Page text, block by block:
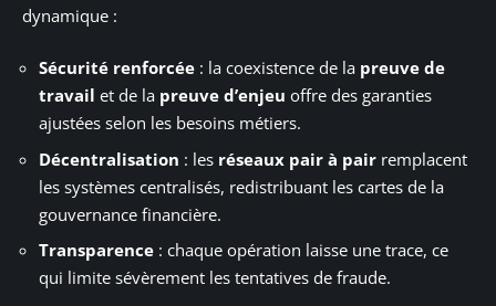
dynamique :
Sécurité renforcée : la coexistence de la preuve de
travail et de la preuve d’enjeu offre des garanties
ajustées selon les besoins métiers.
Décentralisation : les réseaux pair à pair remplacent
les systèmes centralisés, redistribuant les cartes de la
gouvernance financière.
Transparence : chaque opération laisse une trace, ce
qui limite sévèrement les tentatives de fraude.